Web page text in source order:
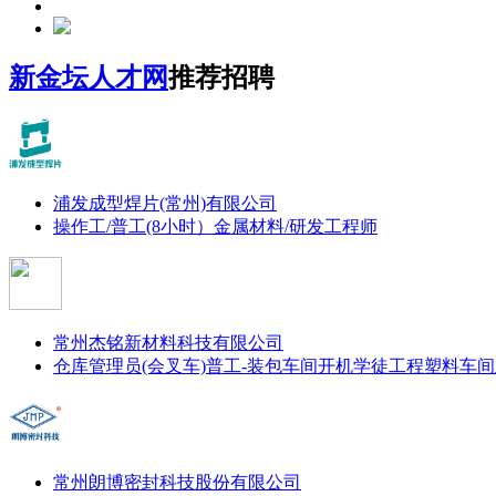
新金坛人才网推荐招聘
浦发成型焊片(常州)有限公司
操作工/普工(8小时） 金属材料/研发工程师
常州杰铭新材料科技有限公司
仓库管理员(会叉车)普工-装包车间开机学徒工程塑料车
常州朗博密封科技股份有限公司